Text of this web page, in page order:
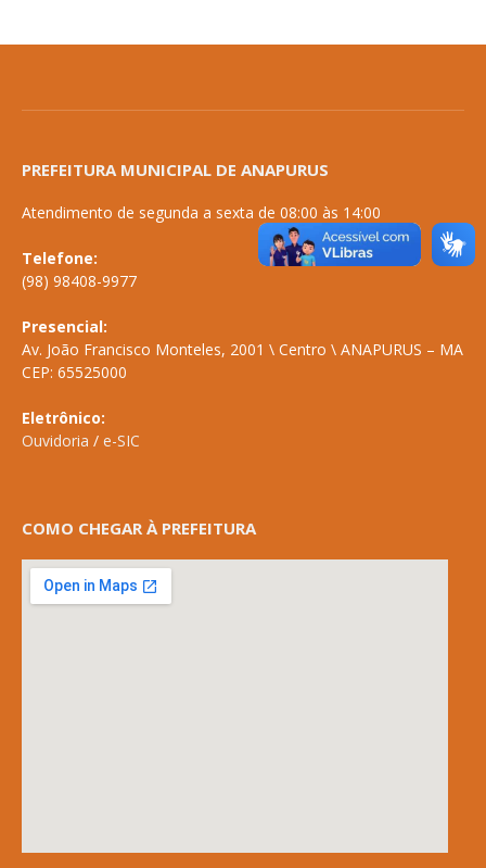
PREFEITURA MUNICIPAL DE ANAPURUS
Atendimento de segunda a sexta de 08:00 às 14:00
Telefone:
(98) 98408-9977
Presencial:
Av. João Francisco Monteles, 2001 \ Centro \ ANAPURUS – MA
CEP: 65525000
Eletrônico:
Ouvidoria / e-SIC
COMO CHEGAR À PREFEITURA